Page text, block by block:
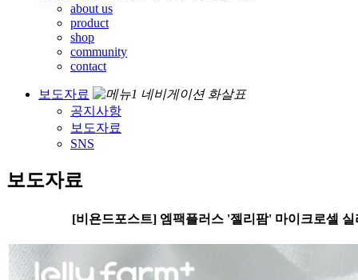
about us
product
shop
community
contact
보도자료
공지사항
보도자료
SNS
보도자료
[비욘드포스트] 엠팩플러스 '젤리팜' 마이크로셀